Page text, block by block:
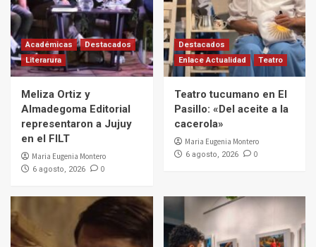
Académicas
Destacados
Literarura
Meliza Ortiz y
Almadegoma Editorial
representaron a Jujuy
en el FILT
Maria Eugenia Montero
6 agosto, 2026 0
Destacados
Enlace Actualidad
Teatro
Teatro tucumano en El
Pasillo: «Del aceite a la
cacerola»
Maria Eugenia Montero
6 agosto, 2026 0